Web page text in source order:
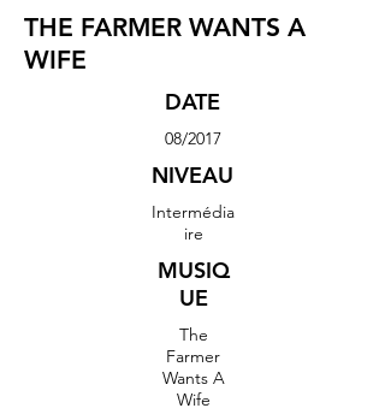
THE FARMER WANTS A
WIFE
DATE
08/2017
NIVEAU
Intermédia
ire
MUSIQ
UE
The
Farmer
Wants A
Wife